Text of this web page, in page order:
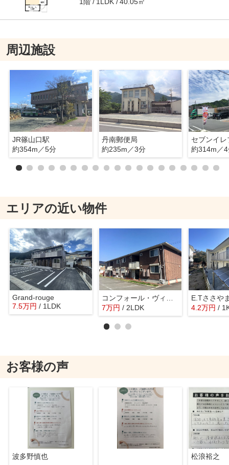
1LDK
周辺施設
JR篠山口駅
約354m／5分
丹南郵便局
約235m／3分
約314m／
エリアの近い物件
Grand-rouge
7.5万円 / 1LDK
7万円 / 2LDK
E.Tささや
4.2万円 /
お客様の声
波多野慎也 松浪裕之